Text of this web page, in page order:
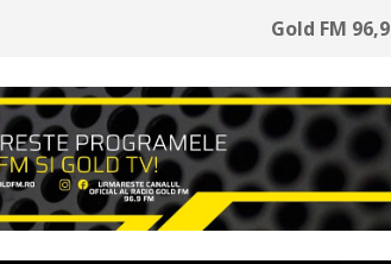
Gold FM 96,9